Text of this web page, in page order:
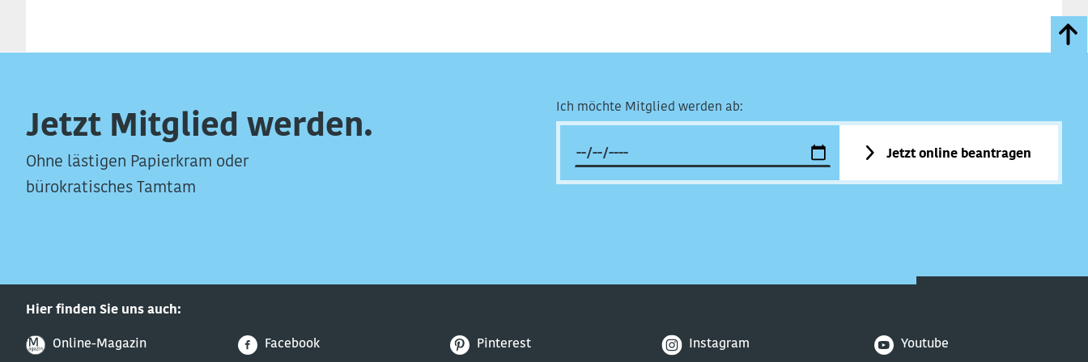
Jetzt Mitglied werden.
Ohne lästigen Papierkram oder
bürokratisches Tamtam
Ich möchte Mitglied werden ab:
Jetzt online beantragen
Hier finden Sie uns auch:
Online-Magazin Facebook Pinterest Instagram Youtube